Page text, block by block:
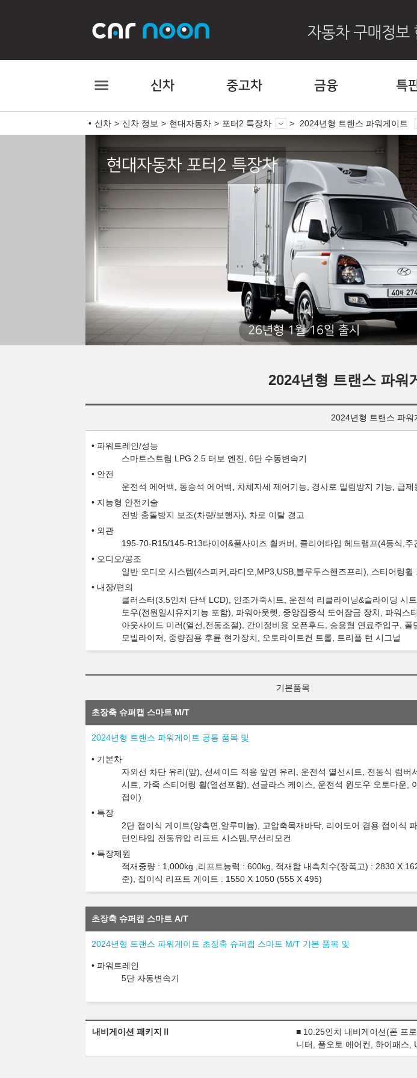
신차 중고차 금융 특
신차 신차 정보 현대자동차 포터2 특장차 2024년형 트랜스 파워게이트
현대자동차 포터2 특장차
26년형 1월 16일 출시
2024년형 트랜스 파워
2024년형 트랜스 파워
파워트레인/성능
스마트스트림 LPG 2.5 터보 엔진, 6단 수동변속기
안전
운전석 에어백, 동승석 에어백, 차체자세 제어기능, 경사로 밀림방지 기능, 급
지능형 안전기술
전방 충돌방지 보조(차량/보행자), 차로 이탈 경고
외관
195-70-R15/145-R13타이어&풀사이즈 휠커버, 클리어타입 헤드램프(4등식,
오디오/공조
일반 오디오 시스템(4스피커,라디오,MP3,USB,블루투스핸즈프리), 스티어링휠
내장/편의
클러스터(3.5인치 단색 LCD), 인조가죽시트, 운전석 리클라이닝&슬라이딩 시
도우(전원일시유지기능 포함), 파워아웃렛, 중앙집중식 도어잠금 장치, 파워
아웃사이드 미러(열선,전동조절), 간이정비용 오픈후드, 승용형 연료주입구,
모빌라이저, 중량짐용 후륜 현가장치, 오토라이트컨 트롤, 트리플 턴 시그널
기본품목
초장축 슈퍼캡 스마트 M/T
2024년형 트랜스 파워게이트 공통 품목 및
기본차
자외선 차단 유리(앞), 선셰이드 적용 앞면 유리, 운전석 열선시트, 전동식 럼버
시트, 가죽 스티어링 휠(열선포함), 선글라스 케이스, 운전석 윈도우 오토다운,
접이)
특장
2단 접이식 게이트(양측면,알루미늄), 고압축목재바닥, 리어도어 겸용 접이식
턴인타입 전동유압 리프트 시스템,무선리모컨
특장제원
적재중량 : 1,000kg ,리프트능력 : 600kg, 적재함 내측치수(장폭고) : 2830 X
준), 접이식 리프트 게이트 : 1550 X 1050 (555 X 495)
초장축 슈퍼캡 스마트 A/T
2024년형 트랜스 파워게이트 초장축 슈퍼캡 스마트 M/T 기본 품목 및
파워트레인
5단 자동변속기
내비게이션 패키지Ⅱ
■ 10.25인치 내비게이션(폰 프
니터, 풀오토 에어컨, 하이패스